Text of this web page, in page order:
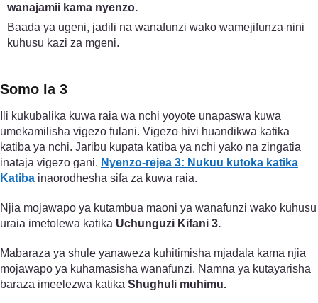
wanajamii kama nyenzo.
Baada ya ugeni, jadili na wanafunzi wako wamejifunza nini
kuhusu kazi za mgeni.
Somo la 3
Ili kukubalika kuwa raia wa nchi yoyote unapaswa kuwa
umekamilisha vigezo fulani. Vigezo hivi huandikwa katika
katiba ya nchi. Jaribu kupata katiba ya nchi yako na zingatia
inataja vigezo gani. Nyenzo-rejea 3: Nukuu kutoka katika
Katiba inaorodhesha sifa za kuwa raia.
Njia mojawapo ya kutambua maoni ya wanafunzi wako kuhusu
uraia imetolewa katika Uchunguzi Kifani 3.
Mabaraza ya shule yanaweza kuhitimisha mjadala kama njia
mojawapo ya kuhamasisha wanafunzi. Namna ya kutayarisha
baraza imeelezwa katika Shughuli muhimu.